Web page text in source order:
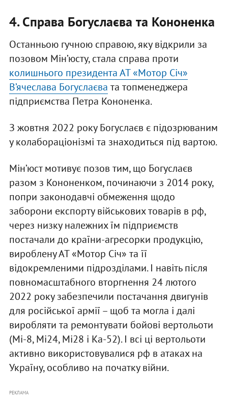
4. Справа Богуслаєва та Кононенка
Останньою гучною справою, яку відкрили за
позовом Мін’юсту, стала справа проти
колишнього президента АТ «Мотор Січ»
В’ячеслава Богуслаєва та топменеджера
підприємства Петра Кононенка.
З жовтня 2022 року Богуслаєв є підозрюваним
у колабораціонізмі та знаходиться під вартою.
Мін’юст мотивує позов тим, що Богуслаєв
разом з Кононенком, починаючи з 2014 року,
попри законодавчі обмеження щодо
заборони експорту військових товарів в рф,
через низку належних їм підприємств
постачали до країни-агресорки продукцію,
вироблену АТ «Мотор Січ» та її
відокремленими підрозділами. І навіть після
повномасштабного вторгнення 24 лютого
2022 року забезпечили постачання двигунів
для російської армії – щоб та могла і далі
виробляти та ремонтувати бойові вертольоти
(Мі-8, Мі24, Мі28 і Ка-52). І всі ці вертольоти
активно використовувалися рф в атаках на
Україну, особливо на початку війни.
РЕКЛАМА